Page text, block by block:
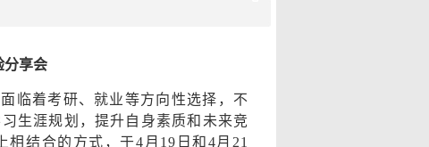
分享会
临着考研、就业等方向性选择，不
生涯规划，提升自身素质和未来竞
结合的方式，于4月19日和4月21